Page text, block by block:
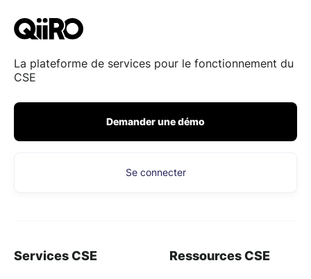
La plateforme de services pour le fonctionnement du
CSE
Demander une démo
Se connecter
Services CSE Ressources CSE